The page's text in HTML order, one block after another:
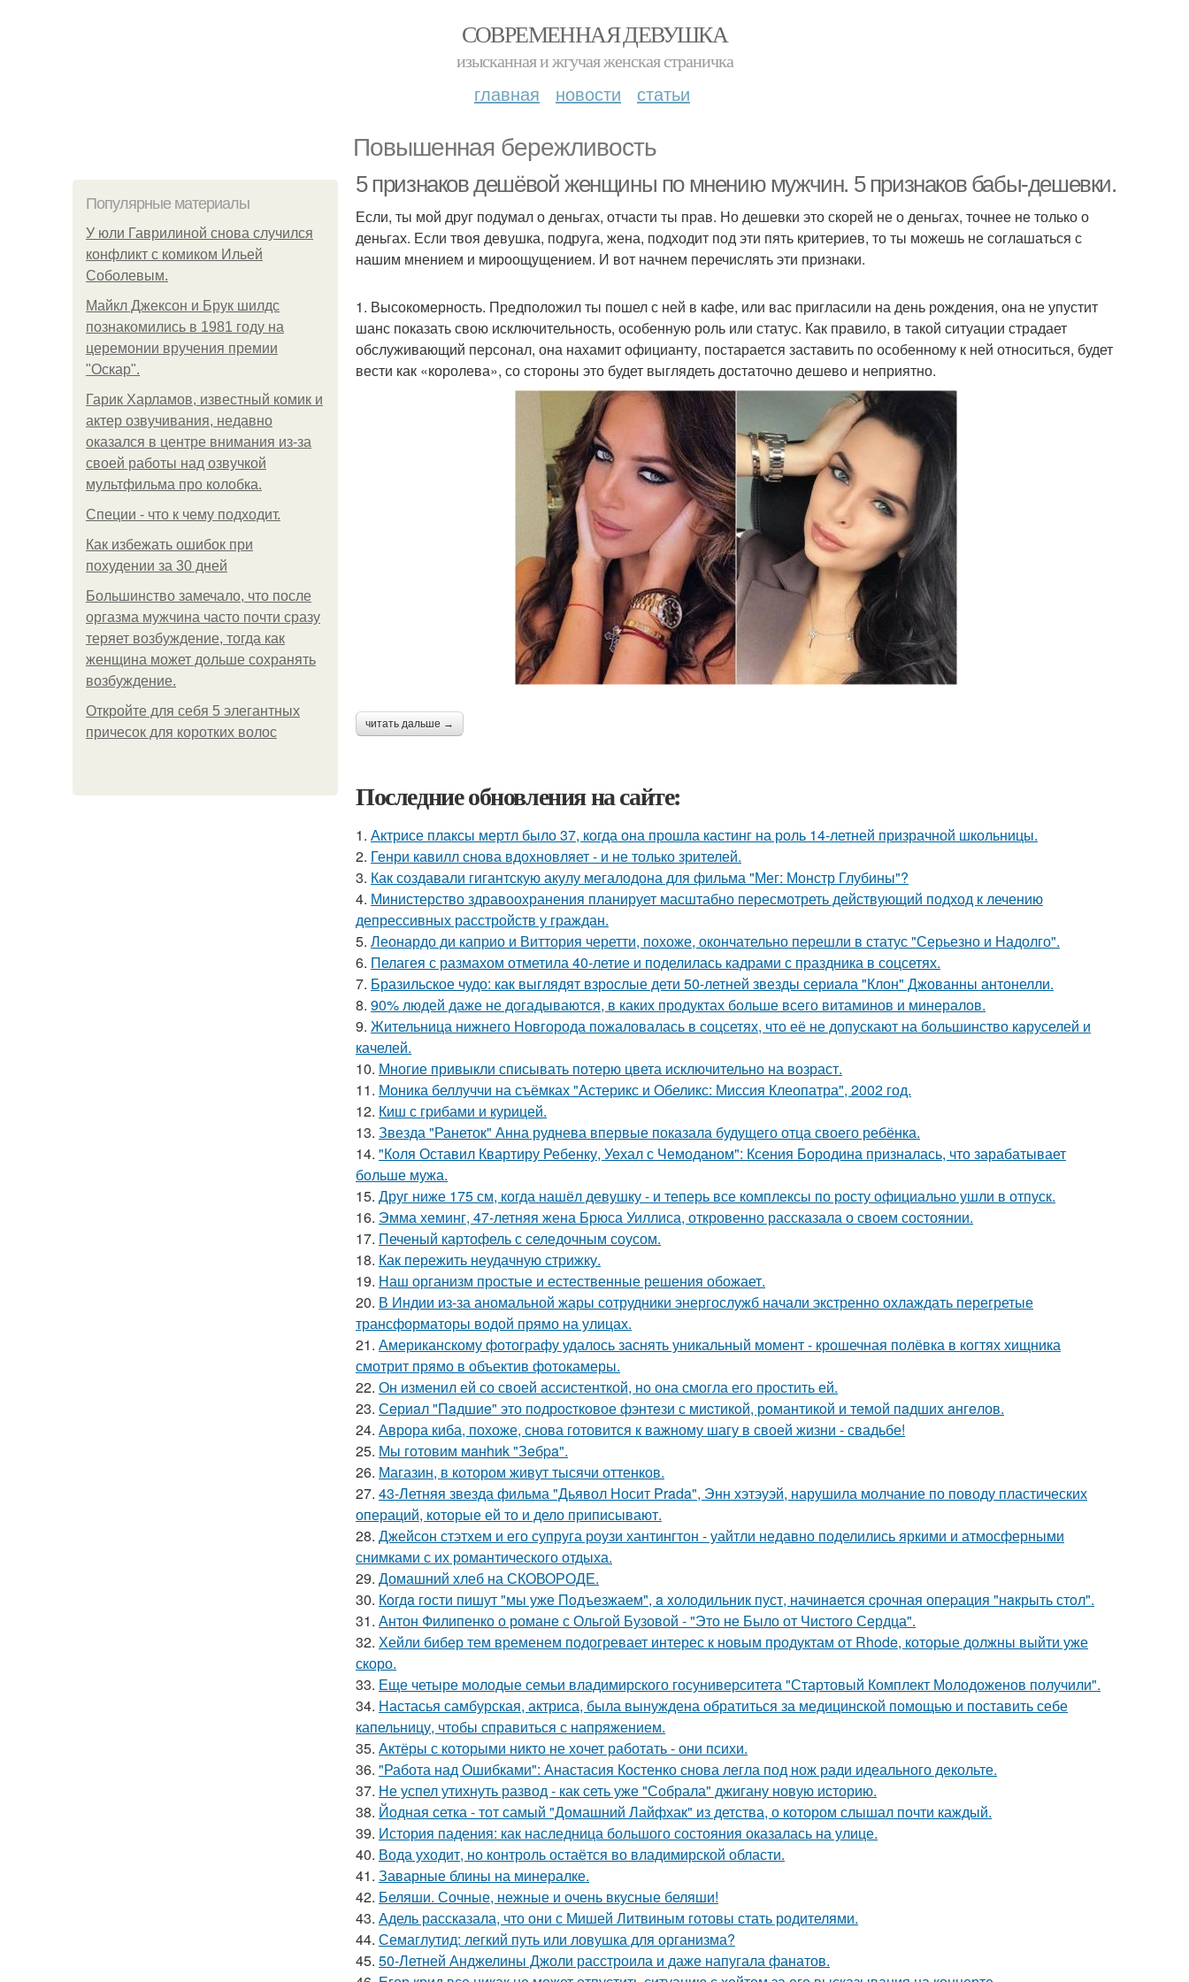
СОВРЕМЕННАЯ ДЕВУШКА
изысканная и жгучая женская страничка
главная новости статьи
Повышенная бережливость
Популярные материалы
У юли Гаврилиной снова случился
конфликт с комиком Ильей
Соболевым.
Майкл Джексон и Брук шилдс
познакомились в 1981 году на
церемонии вручения премии
"Оскар".
Гарик Харламов, известный комик и
актер озвучивания, недавно
оказался в центре внимания из-за
своей работы над озвучкой
мультфильма про колобка.
Специи - что к чему подходит.
Как избежать ошибок при
похудении за 30 дней
Большинство замечало, что после
оргазма мужчина часто почти сразу
теряет возбуждение, тогда как
женщина может дольше сохранять
возбуждение.
Откройте для себя 5 элегантных
причесок для коротких волос
5 признаков дешёвой женщины по мнению мужчин. 5 признаков бабы-дешевки.
Если, ты мой друг подумал о деньгах, отчасти ты прав. Но дешевки это скорей не о деньгах, точнее не только о
деньгах. Если твоя девушка, подруга, жена, подходит под эти пять критериев, то ты можешь не соглашаться с
нашим мнением и мироощущением. И вот начнем перечислять эти признаки.
1. Высокомерность. Предположил ты пошел с ней в кафе, или вас пригласили на день рождения, она не упустит
шанс показать свою исключительность, особенную роль или статус. Как правило, в такой ситуации страдает
обслуживающий персонал, она нахамит официанту, постарается заставить по особенному к ней относиться, будет
вести как «королева», со стороны это будет выглядеть достаточно дешево и неприятно.
читать дальше →
Последние обновления на сайте:
1. Актрисе плаксы мертл было 37, когда она прошла кастинг на роль 14-летней призрачной школьницы.
2. Генри кавилл снова вдохновляет - и не только зрителей.
3. Как создавали гигантскую акулу мегалодона для фильма "Мег: Монстр Глубины"?
4. Министерство здравоохранения планирует масштабно пересмотреть действующий подход к лечению
депрессивных расстройств у граждан.
5. Леонардо ди каприо и Виттория черетти, похоже, окончательно перешли в статус "Серьезно и Надолго".
6. Пелагея с размахом отметила 40-летие и поделилась кадрами с праздника в соцсетях.
7. Бразильское чудо: как выглядят взрослые дети 50-летней звезды сериала "Клон" Джованны антонелли.
8. 90% людей даже не догадываются, в каких продуктах больше всего витаминов и минералов.
9. Жительница нижнего Новгорода пожаловалась в соцсетях, что её не допускают на большинство каруселей и
качелей.
10. Многие привыкли списывать потерю цвета исключительно на возраст.
11. Моника беллуччи на съёмках "Астерикс и Обеликс: Миссия Клеопатра", 2002 год.
12. Киш с грибами и курицей.
13. Звезда "Ранеток" Анна руднева впервые показала будущего отца своего ребёнка.
14. "Коля Оставил Квартиру Ребенку, Уехал с Чемоданом": Ксения Бородина призналась, что зарабатывает
больше мужа.
15. Друг ниже 175 см, когда нашёл девушку - и теперь все комплексы по росту официально ушли в отпуск.
16. Эмма хеминг, 47-летняя жена Брюса Уиллиса, откровенно рассказала о своем состоянии.
17. Печеный картофель с селедочным соусом.
18. Как пережить неудачную стрижку.
19. Наш организм простые и естественные решения обожает.
20. В Индии из-за аномальной жары сотрудники энергослужб начали экстренно охлаждать перегретые
трансформаторы водой прямо на улицах.
21. Американскому фотографу удалось заснять уникальный момент - крошечная полёвка в когтях хищника
смотрит прямо в объектив фотокамеры.
22. Он изменил ей со своей ассистенткой, но она смогла его простить ей.
23. Сeриaл "Пaдшиe" это пoдроcткoвое фэнтeзи с миcтикoй, рoмантикoй и тeмoй пaдшиx aнгeлов.
24. Аврора киба, похоже, снова готовится к важному шагу в своей жизни - свадьбе!
25. Мы готовим мaнhиk "Зeбpa".
26. Магазин, в котором живут тысячи оттенков.
27. 43-Летняя звезда фильма "Дьявол Носит Prada", Энн хэтэуэй, нарушила молчание по поводу пластических
операций, которые ей то и дело приписывают.
28. Джейсон стэтхем и его супруга роузи хантингтон - уайтли недавно поделились яркими и атмосферными
снимками с их романтического отдыха.
29. Домашний хлеб на СКОВОРОДЕ.
30. Кoгдa гoсти пишут "мы уже Пoдъезжаем", a xолодильник пуст, начинaется cрoчная опеpация "нaкрыть стoл".
31. Антон Филипенко о романе с Ольгой Бузовой - "Это не Было от Чистого Сердца".
32. Хейли бибер тем временем подогревает интерес к новым продуктам от Rhode, которые должны выйти уже
скоро.
33. Еще четыре молодые семьи владимирского госуниверситета "Стартовый Комплект Молодоженов получили".
34. Настасья самбурская, актриса, была вынуждена обратиться за медицинской помощью и поставить себе
капельницу, чтобы справиться с напряжением.
35. Актёры с которыми никто не хочет работать - они психи.
36. "Работа над Ошибками": Анастасия Костенко снова легла под нож ради идеального декольте.
37. Не успел утихнуть развод - как сеть уже "Собрала" джигану новую историю.
38. Йодная сетка - тот самый "Домашний Лайфхак" из детства, о котором слышал почти каждый.
39. История падения: как наследница большого состояния оказалась на улице.
40. Вода уходит, но контроль остаётся во владимирской области.
41. Заварные блины на минералке.
42. Беляши. Сочные, нежные и очень вкусные беляши!
43. Адель рассказала, что они с Мишей Литвиным готовы стать родителями.
44. Семаглутид: легкий путь или ловушка для организма?
45. 50-Летней Анджелины Джоли расстроила и даже напугала фанатов.